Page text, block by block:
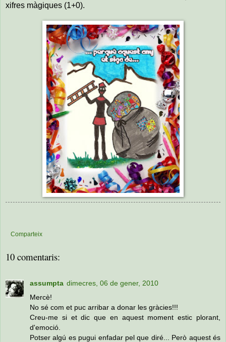
xifres màgiques (1+0).
Comparteix
10 comentaris:
assumpta dimecres, 06 de gener, 2010
Mercè!
No sé com et puc arribar a donar les gràcies!!!
Creu-me si et dic que en aquest moment estic plorant,
d'emoció.
Potser algú es pugui enfadar pel que diré... Però aquest és